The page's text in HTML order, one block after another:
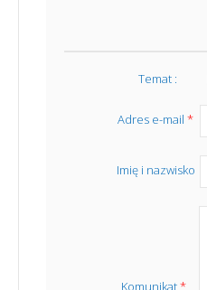
Temat :
Adres e-mail*
Imię i nazwisko
Komunikat*